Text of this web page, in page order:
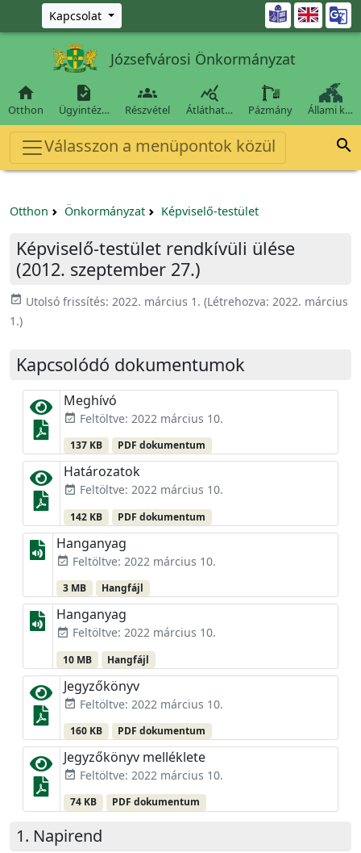
Ugrás a fő tartalomra
Kapcsolat 
Józsefvárosi Önkormányzat

Otthon

Ügyintéz…

Részvétel

Átláthat… Pázmány Állami k…
Válasszon a menüpontok közül 
Otthon Önkormányzat Képviselő-testület
Képviselő-testület rendkívüli ülése
(2012. szeptember 27.)
event_available Utolsó frissítés: 2022. március 1. (Létrehozva: 2022. március
1.)
Kapcsolódó dokumentumok
Meghívó
event_available Feltöltve: 2022 március 10.
137 KB PDF dokumentum
Határozatok
event_available Feltöltve: 2022 március 10.
142 KB PDF dokumentum
Hanganyag
event_available Feltöltve: 2022 március 10.
3 MB Hangfájl
Hanganyag
event_available Feltöltve: 2022 március 10.
10 MB Hangfájl
Jegyzőkönyv
event_available Feltöltve: 2022 március 10.
160 KB PDF dokumentum
Jegyzőkönyv melléklete
event_available Feltöltve: 2022 március 10.
74 KB PDF dokumentum
Napirend